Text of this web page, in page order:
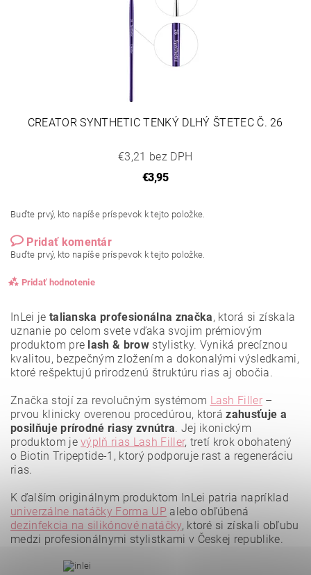
CREATOR SYNTHETIC TENKÝ DLHÝ ŠTETEC Č. 26
€3,21 bez DPH
€3,95
Buďte prvý, kto napíše príspevok k tejto položke.
Pridať komentár
Buďte prvý, kto napíše príspevok k tejto položke.
Pridať hodnotenie
Vložením hodnotenie súhlasíte spodmienkami ochrany
osobných údajov.
InLei je talianska profesionálna značka, ktorá si získala
uznanie po celom svete vďaka svojim prémiovým
produktom pre lash & brow stylistky. Vyniká precíznou
kvalitou, bezpečným zložením a dokonalými výsledkami,
ktoré rešpektujú prirodzenú štruktúru rias aj obočia.
Značka stojí za revolučným systémom Lash Filler –
prvou klinicky overenou procedúrou, ktorázahusťuje a
posilňuje prírodné riasy zvnútra. Jej ikonickým
produktom jevýplň rias Lash Filler, tretí krok obohatený
o Biotin Tripeptide-1, ktorý podporuje rast a regeneráciu
rias.
K ďalším originálnym produktom InLei patria napríklad
univerzálne natáčky Forma UP alebo obľúbená
dezinfekcia na silikónové natáčky, ktoré si získali obľubu
medzi profesionálnymi stylistkami v Českej republike.